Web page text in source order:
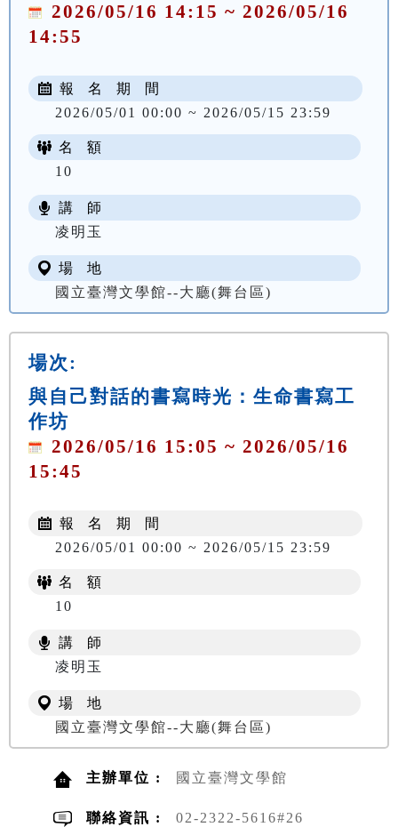
2026/05/16 14:15 ~ 2026/05/16
14:55
報 名 期 間
2026/05/01 00:00 ~ 2026/05/15 23:59
名 額
10
講 師
凌明玉
場 地
國立臺灣文學館--大廳(舞台區)
場次:
與自己對話的書寫時光：生命書寫工
作坊
2026/05/16 15:05 ~ 2026/05/16
15:45
報 名 期 間
2026/05/01 00:00 ~ 2026/05/15 23:59
名 額
10
講 師
凌明玉
場 地
國立臺灣文學館--大廳(舞台區)
主辦單位 : 國立臺灣文學館
聯絡資訊 : 02-2322-5616#26